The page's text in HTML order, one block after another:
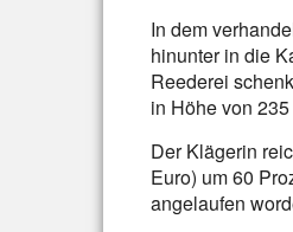
In dem
hinunter in die
Reederei
in Höhe von
Der Klägerin
Euro) um 60
angelaufen